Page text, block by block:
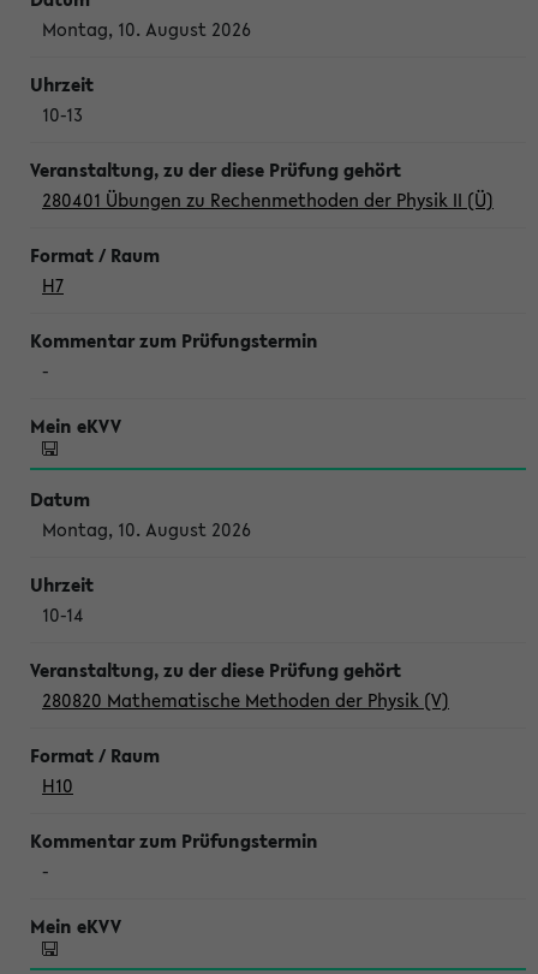
Montag, 10. August 2026
10-13
280401 Übungen zu Rechenmethoden der Physik II (Ü)
H7
-
Montag, 10. August 2026
10-14
280820 Mathematische Methoden der Physik (V)
H10
-